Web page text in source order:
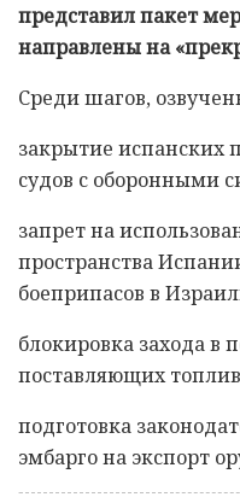
представил пакет
направлены на
Среди шагов,
закрытие испанских
судов с оборонными
запрет на
пространства
боеприпасов в
блокировка захода в
поставляющих
подготовка
эмбарго на экспорт